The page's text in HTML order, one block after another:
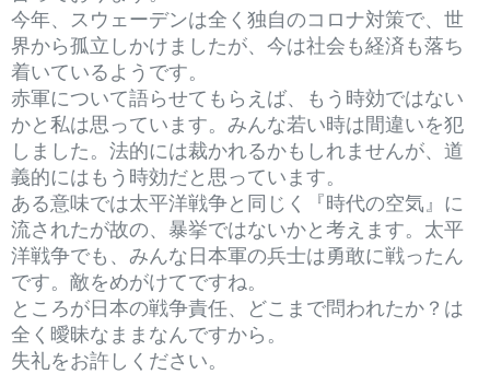
今年、スウェーデンは全く独自のコロナ対策で、世
界から孤立しかけましたが、今は社会も経済も落ち
着いているようです。
赤軍について語らせてもらえば、もう時効ではない
かと私は思っています。みんな若い時は間違いを犯
しました。法的には裁かれるかもしれませんが、道
義的にはもう時効だと思っています。
ある意味では太平洋戦争と同じく『時代の空気』に
流されたが故の、暴挙ではないかと考えます。太平
洋戦争でも、みんな日本軍の兵士は勇敢に戦ったん
です。敵をめがけてですね。
ところが日本の戦争責任、どこまで問われたか？は
全く曖昧なままなんですから。
失礼をお許しください。